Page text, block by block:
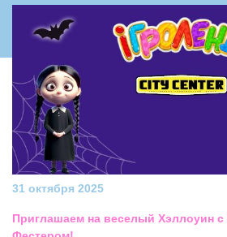
31 октября 2025
Приглашаем на веселый Хэллоуин